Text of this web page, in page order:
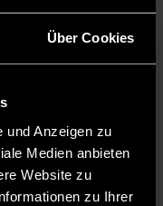
Über Cookies
und Anzeigen zu
Medien anbieten
Website zu
zu Ihrer
war fantastisch,
und Fitness waren
genau vor der
können, waren
kein einziges
Deshalb muss
meines
Meinung bezüglich